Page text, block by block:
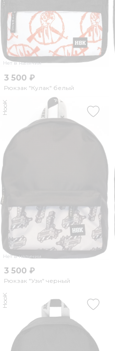
Нет в наличии
3 500 ₽
Рюкзак "Кулак" белый
Нет в наличии
HooK
3 500 ₽
Рюкзак "Узи" черный
HooK